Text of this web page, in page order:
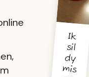
Ik
sil
dy
mis
se,
foll
e as
dyn
mot
ivaa
nel